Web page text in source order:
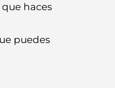
haces
puedes